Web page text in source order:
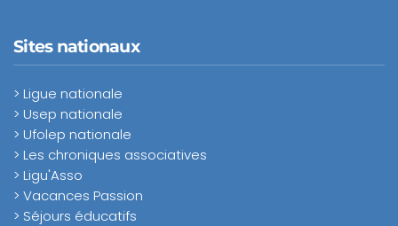
Sites nationaux
> Ligue nationale
> Usep nationale
> Ufolep nationale
> Les chroniques associatives
> Ligu'Asso
> Vacances Passion
> Séjours éducatifs